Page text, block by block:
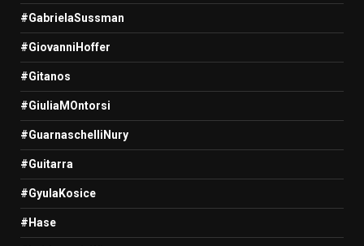
#GabrielaSussman
#GiovanniHoffer
#Gitanos
#GiuliaMOntorsi
#GuarnaschelliNury
#Guitarra
#GyulaKosice
#Hase